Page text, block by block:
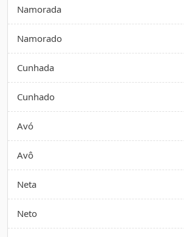
Namorada
Namorado
Cunhada
Cunhado
Avó
Avô
Neta
Neto